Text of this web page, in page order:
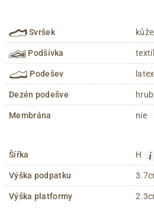
Svršek
Podšívka
Podešev latex
Dezén podešve
Membrána nie
Šířka H i
Výška podpatku
Výška platformy